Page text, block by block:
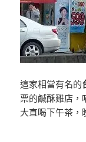
這家相當有名的
票的鹹酥雞店，
大直喝下午茶，